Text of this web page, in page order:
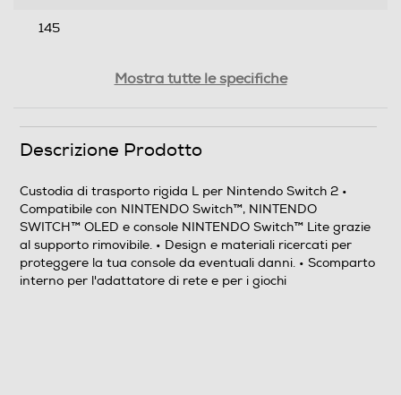
145
Informazioni sulla sicurezza del prodotto
Clicca qui
Mostra tutte le specifiche
Descrizione Prodotto
Custodia di trasporto rigida L per Nintendo Switch 2 •
Compatibile con NINTENDO Switch™, NINTENDO
SWITCH™ OLED e console NINTENDO Switch™ Lite grazie
al supporto rimovibile. • Design e materiali ricercati per
proteggere la tua console da eventuali danni. • Scomparto
interno per l'adattatore di rete e per i giochi